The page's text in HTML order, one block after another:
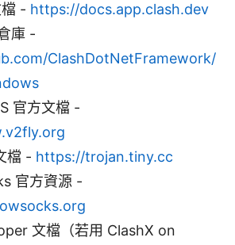
- https://docs.app.clash.dev
庫 -
ClashDotNetFramework/
官方文檔 -
檔 - https://trojan.tiny.cc
官方資源 -
文檔（若用 ClashX on